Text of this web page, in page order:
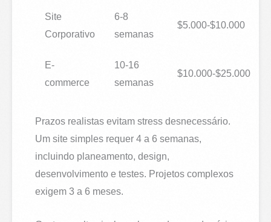
Site
Corporativo
6-8
semanas
$5.000-$10.000
E-
commerce
10-16
semanas
$10.000-$25.000
Prazos realistas evitam stress desnecessário.
Um site simples requer 4 a 6 semanas,
incluindo planeamento, design,
desenvolvimento e testes. Projetos complexos
exigem 3 a 6 meses.